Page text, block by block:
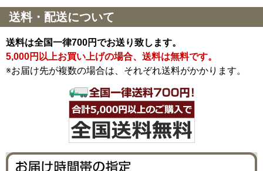
送料・配送について
送料は全国一律700円でお送り致します。
5,000円以上お買い上げの場合、送料は無料です。
※お届け先が複数の場合は、それぞれ送料がかかります。